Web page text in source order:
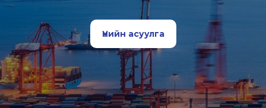
Үнийн асуулга